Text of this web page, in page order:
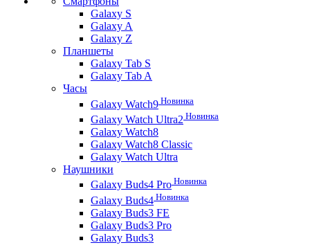
Galaxy S
Galaxy A
Galaxy Z
Планшеты
Galaxy Tab S
Galaxy Tab A
Часы
Galaxy Watch9 Новинка
Galaxy Watch Ultra2 Новинка
Galaxy Watch8
Galaxy Watch8 Classic
Galaxy Watch Ultra
Наушники
Galaxy Buds4 Pro Новинка
Galaxy Buds4 Новинка
Galaxy Buds3 FE
Galaxy Buds3 Pro
Galaxy Buds3